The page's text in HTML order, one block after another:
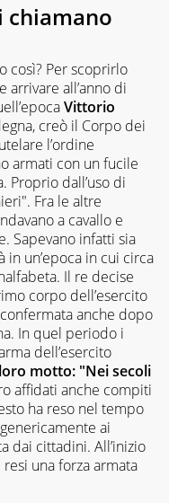
chiamano
così? Per scoprirlo
arrivare all’anno di
Vittorio
creò il Corpo dei
l’ordine
armati con un fucile
Proprio dall’uso di
Fra le altre
a cavallo e
Sapevano infatti sia
in un’epoca in cui circa
Il re decise
corpo dell’esercito
anche dopo
In quel periodo i
dell’esercito
motto: "Nei secoli
affidati anche compiti
ha reso nel tempo
ai
dai cittadini. All’inizio
una forza armata